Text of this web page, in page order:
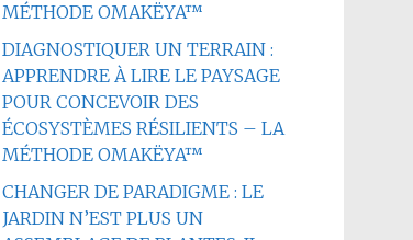
MÉTHODE OMAKËYA™
DIAGNOSTIQUER UN TERRAIN :
APPRENDRE À LIRE LE PAYSAGE
POUR CONCEVOIR DES
ÉCOSYSTÈMES RÉSILIENTS – LA
MÉTHODE OMAKËYA™
CHANGER DE PARADIGME : LE
JARDIN N’EST PLUS UN